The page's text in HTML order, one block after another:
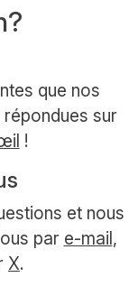
que nos
sur
!
et nous
par e-mail,
X.